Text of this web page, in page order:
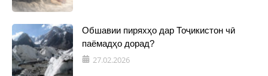
Обшавии пиряхҳо дар Тоҷикистон чӣ
паёмадҳо дорад?
27.02.2026